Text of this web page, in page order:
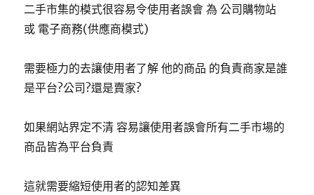
二手市集的模式很容易令使用者誤會 為 公司購物站
或 電子商務(供應商模式)
需要極力的去讓使用者了解 他的商品 的負責商家是誰
是平台?公司?還是賣家?
如果網站界定不清 容易讓使用者誤會所有二手市場的
商品皆為平台負責
這就需要縮短使用者的認知差異